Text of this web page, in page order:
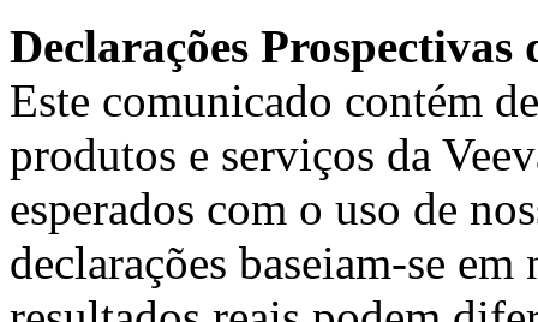
Declarações Prospectivas
Este comunicado contém
produtos e serviços da
esperados com o uso de
declarações baseiam-se